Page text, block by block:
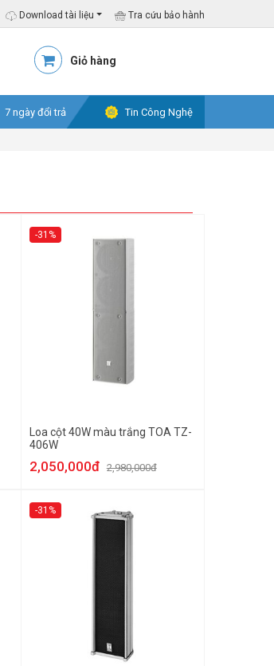
Download tài liệu Tra cứu bảo hành
Giỏ hàng
7 ngày đổi trả Tin Công Nghệ
-31%
Loa cột 40W màu trắng TOA TZ-
406W
2,050,000đ 2,980,000đ
-31%